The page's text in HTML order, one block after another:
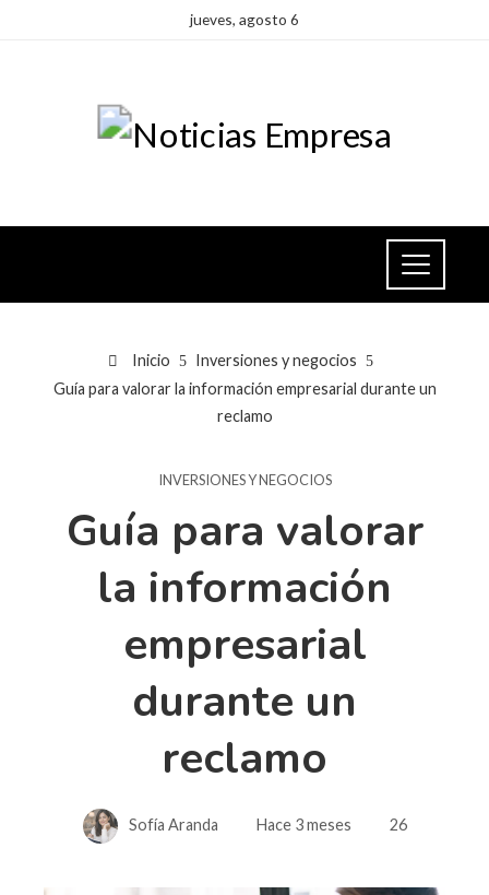
jueves, agosto 6
Inicio
Inversiones y negocios
Guía para valorar la información empresarial durante un
reclamo
INVERSIONES Y NEGOCIOS
Guía para valorar
la información
empresarial
durante un
reclamo
Sofía Aranda Hace 3 meses 26